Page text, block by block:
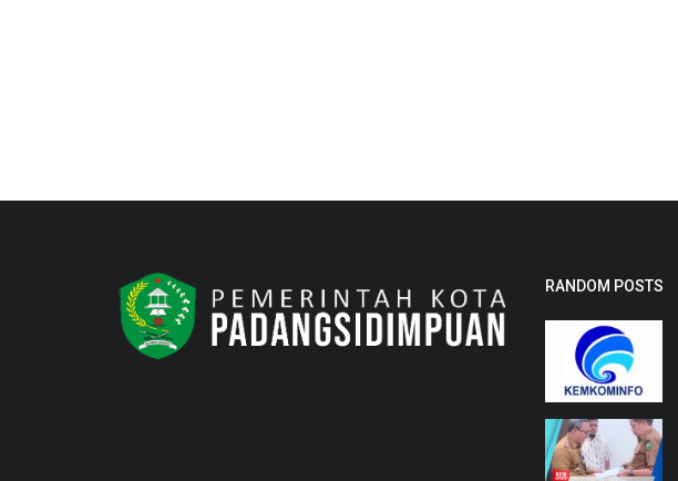
RANDOM POSTS